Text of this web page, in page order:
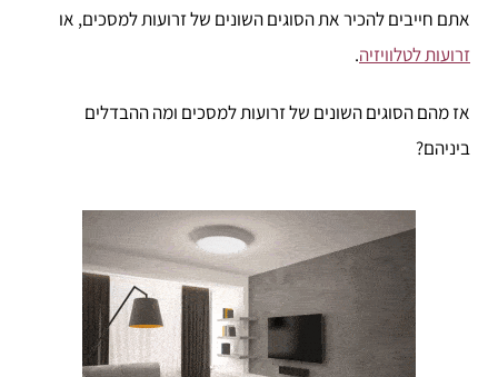
אתם חייבים להכיר את הסוגים השונים של זרועות למסכים, או
זרועות לטלוויזיה.
אז מהם הסוגים השונים של זרועות למסכים ומה ההבדלים
ביניהם?